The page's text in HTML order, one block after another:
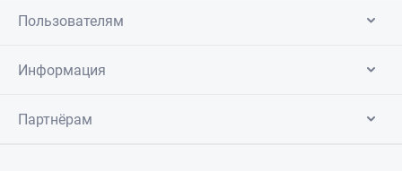
Пользователям
Информация
Партнёрам